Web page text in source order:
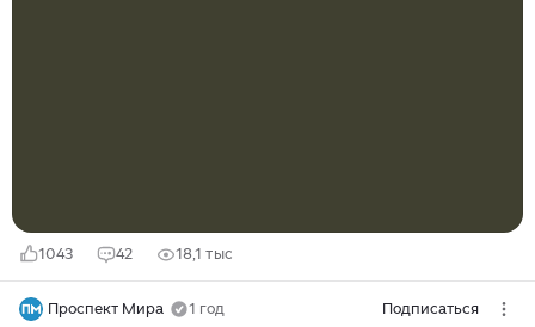
1043 42 18,1 тыс
Проспект Мира 1 год Подписаться